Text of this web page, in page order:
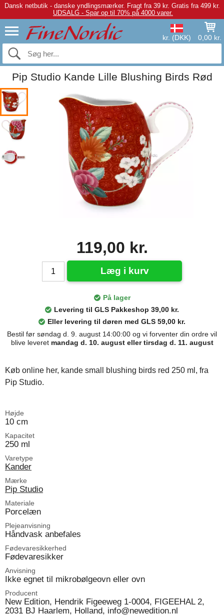
Dansk netbutik - danske yndlingsmærker. Fragt fra 39 kr. Gratis fra 499 kr.
UDSALG - Spar op til 70% på 4000 varer.
kr. (DKK) 0,00 kr.
Pip Studio Kande Lille Blushing Birds Rød
119,00 kr.
Læg i kurv
På lager
Levering til GLS Pakkeshop 39,00 kr.
Eller levering til døren med GLS 59,00 kr.
Bestil før søndag d. 9. august 14:00:00 og vi forventer din ordre vil
blive leveret mandag d. 10. august eller tirsdag d. 11. august
Køb online her, kande small blushing birds red 250 ml, fra
Pip Studio.
Højde
10 cm
Kapacitet
250 ml
Varetype
Kander
Mærke
Pip Studio
Materiale
Porcelæn
Plejeanvisning
Håndvask anbefales
Fødevaresikkerhed
Fødevaresikker
Anvisning
Ikke egnet til mikrobølgeovn eller ovn
Producent
New Edition, Hendrik Figeeweg 1-0004, FIGEEHAL 2,
2031 BJ Haarlem, Holland, info@newedition.nl